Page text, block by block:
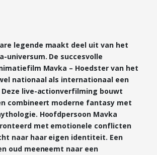
legende maakt deel uit van het
universum. De succesvolle
Mavka – Hoedster van het
nationaal als internationaal een
live-actionverfilming bouwt
combineert moderne fantasy met
Hoofdpersoon Mavka
met emotionele conflicten
naar haar eigen identiteit. Een
oud meeneemt naar een